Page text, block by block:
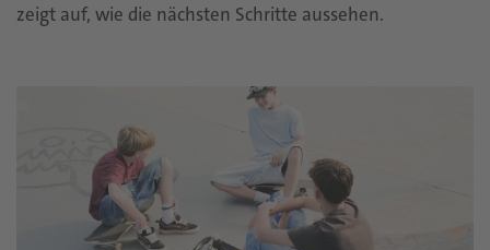
zeigt auf, wie die nächsten Schritte aussehen.